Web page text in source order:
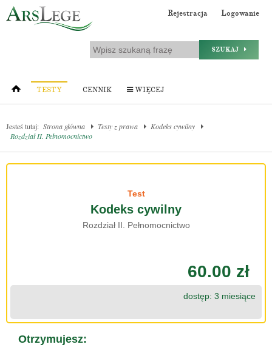
Rejestracja Logowanie
SZUKAJ
TESTY CENNIK WIĘCEJ
Jesteś tutaj: Strona główna Testy z prawa
Kodeks cywilny
Rozdział II. Pełnomocnictwo
Test
Kodeks cywilny
Rozdział II. Pełnomocnictwo
60.00 zł
dostęp: 3 miesiące
Otrzymujesz: